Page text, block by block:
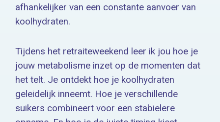
afhankelijker van een constante aanvoer van
koolhydraten.
Tijdens het retraiteweekend leer ik jou hoe je
jouw metabolisme inzet op de momenten dat
het telt. Je ontdekt hoe je koolhydraten
geleidelijk inneemt. Hoe je verschillende
suikers combineert voor een stabielere